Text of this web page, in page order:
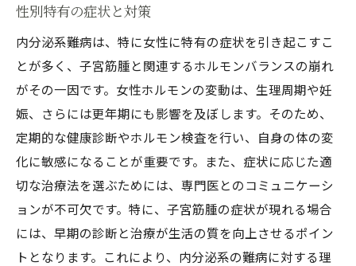
性別特有の症状と対策
内分泌系難病は、特に女性に特有の症状を引き起こすこ
とが多く、子宮筋腫と関連するホルモンバランスの崩れ
がその一因です。女性ホルモンの変動は、生理周期や妊
娠、さらには更年期にも影響を及ぼします。そのため、
定期的な健康診断やホルモン検査を行い、自身の体の変
化に敏感になることが重要です。また、症状に応じた適
切な治療法を選ぶためには、専門医とのコミュニケーシ
ョンが不可欠です。特に、子宮筋腫の症状が現れる場合
には、早期の診断と治療が生活の質を向上させるポイン
トとなります。これにより、内分泌系の難病に対する理